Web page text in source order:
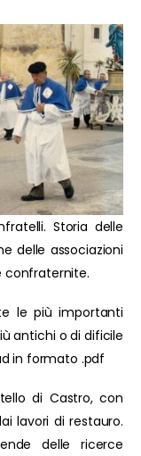
Storia delle
delle associazioni
confraternite.
le più importanti
antichi o di dificile
in formato .pdf
di Castro, con
lavori di restauro.
delle ricerce